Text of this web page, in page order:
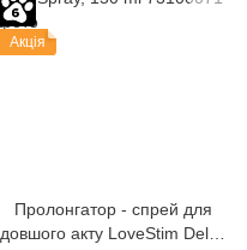
Акція
Пролонгатор - спрей для
довшого акту LoveStim Delay